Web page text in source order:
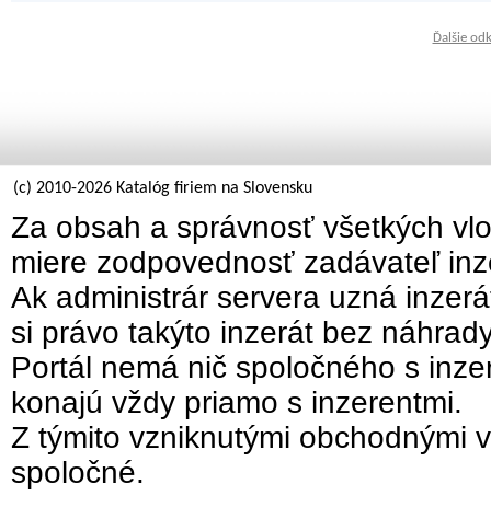
Ďalšie
(c) 2010-2026 Katalóg firiem na Slovensku
Za obsah a správnosť všetkých
miere zodpovednosť zadávateľ
Ak administrár servera uzná
si právo takýto inzerát bez
Portál nemá nič spoločného s
konajú vždy priamo s inzerentmi.
Z týmito vzniknutými obchodnými
spoločné.